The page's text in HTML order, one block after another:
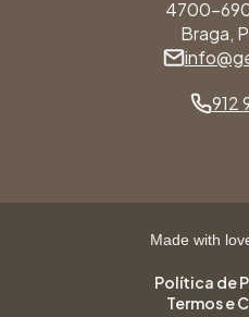
4700-
Braga,
912
Made with
Política de
Termos e